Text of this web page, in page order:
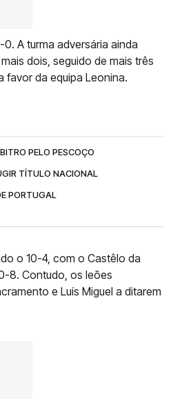
A turma adversária ainda
dois, seguido de mais três
favor da equipa Leonina.
PELO PESCOÇO
TÍTULO NACIONAL
PORTUGAL
o 10-4, com o Castêlo da
8. Contudo, os leões
e Luís Miguel a ditarem